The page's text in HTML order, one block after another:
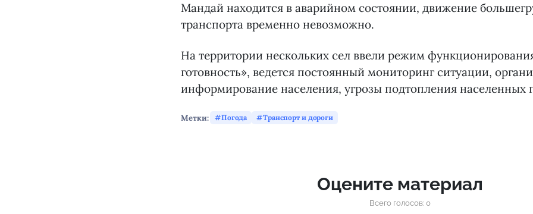
Мандай находится в аварийном состоянии, движение
транспорта временно невозможно.
На территории нескольких сел ввели режим
готовность», ведется постоянный мониторинг ситуации,
информирование населения, угрозы подтопления населенных
Метки: Погода Транспорт и дороги
Оцените материал
Всего голосов: 0